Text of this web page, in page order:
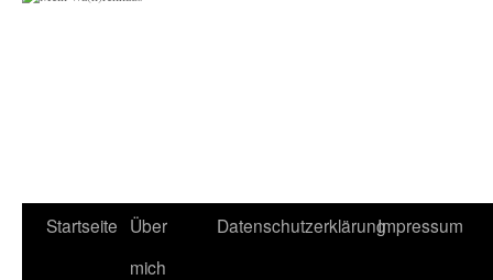
Startseite Über
mich
DatenschutzerklärungImpressum